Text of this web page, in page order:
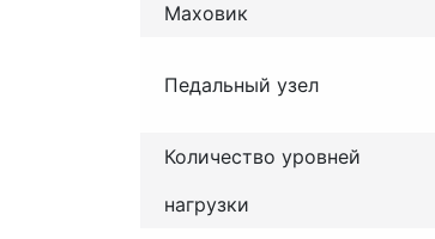
Маховик
Педальный узел
Количество уровней
нагрузки